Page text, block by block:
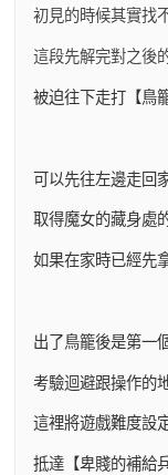
初見的時候其實找
這段先解完對之後
被迫往下走打【鳥
可以先往左邊走回
取得魔女的藏身處
如果在家時已經先
出了鳥籠後是第一
考驗迴避跟操作的
這裡將遊戲難度設
抵達【卑賤的補給